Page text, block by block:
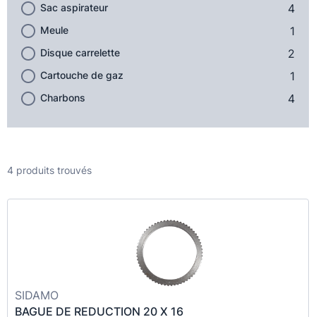
Sac aspirateur 4
Meule 1
Disque carrelette 2
Cartouche de gaz 1
Charbons 4
4 produits trouvés
SIDAMO
BAGUE DE REDUCTION 20 X 16